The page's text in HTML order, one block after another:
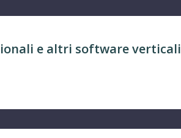
e altri software verticali